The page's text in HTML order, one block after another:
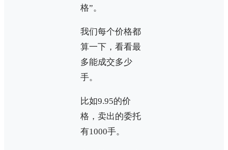
格”。
我们每个价格都
算一下，看看最
多能成交多少
手。
比如9.95的价
格，卖出的委托
有1000手。